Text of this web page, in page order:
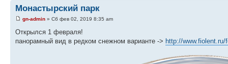
Монастырский парк
gn-admin » Сб фев 02, 2019 8:35 am
Открылся 1 февраля!
панорамный вид в редком снежном варианте -> http://